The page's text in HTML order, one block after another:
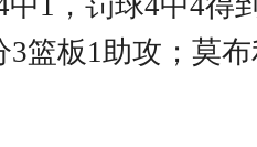
篮板1助攻；莫